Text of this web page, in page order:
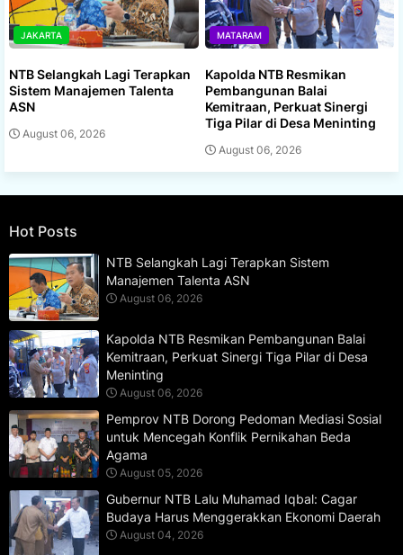
JAKARTA
NTB Selangkah Lagi Terapkan
Sistem Manajemen Talenta
ASN
August 06, 2026
MATARAM
Kapolda NTB Resmikan
Pembangunan Balai
Kemitraan, Perkuat Sinergi
Tiga Pilar di Desa Meninting
August 06, 2026
Hot Posts
NTB Selangkah Lagi Terapkan Sistem
Manajemen Talenta ASN
August 06, 2026
Kapolda NTB Resmikan Pembangunan Balai
Kemitraan, Perkuat Sinergi Tiga Pilar di Desa
Meninting
August 06, 2026
Pemprov NTB Dorong Pedoman Mediasi Sosial
untuk Mencegah Konflik Pernikahan Beda
Agama
August 05, 2026
Gubernur NTB Lalu Muhamad Iqbal: Cagar
Budaya Harus Menggerakkan Ekonomi Daerah
August 04, 2026